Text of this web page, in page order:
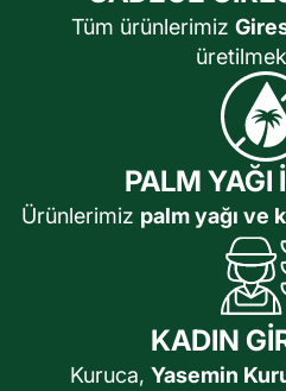
Tüm ürünlerimiz
PALM YAĞI
Ürünlerimiz palm yağı ve
KADIN
Kuruca, Yasemin